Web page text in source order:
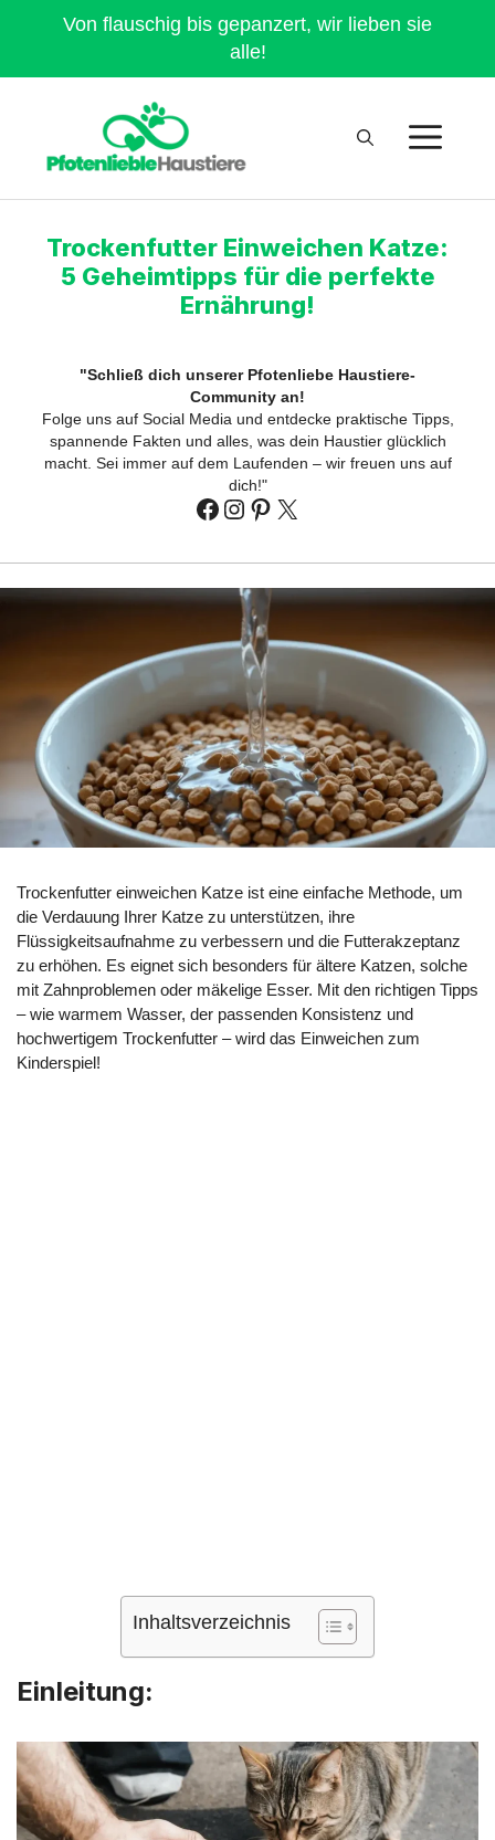
Von flauschig bis gepanzert, wir lieben sie
alle!
Trockenfutter Einweichen Katze:
5 Geheimtipps für die perfekte
Ernährung!
"Schließ dich unserer Pfotenliebe Haustiere-
Community an!
Folge uns auf Social Media und entdecke praktische Tipps,
spannende Fakten und alles, was dein Haustier glücklich
macht. Sei immer auf dem Laufenden – wir freuen uns auf
dich!"
Trockenfutter einweichen Katze ist eine einfache Methode, um
die Verdauung Ihrer Katze zu unterstützen, ihre
Flüssigkeitsaufnahme zu verbessern und die Futterakzeptanz
zu erhöhen. Es eignet sich besonders für ältere Katzen, solche
mit Zahnproblemen oder mäkelige Esser. Mit den richtigen Tipps
– wie warmem Wasser, der passenden Konsistenz und
hochwertigem Trockenfutter – wird das Einweichen zum
Kinderspiel!
Inhaltsverzeichnis
Einleitung: